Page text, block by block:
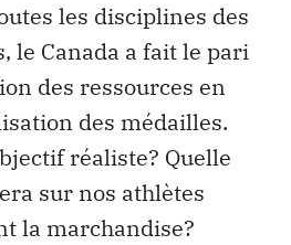
les disciplines des
le Canada a fait le pari
des ressources en
des médailles.
réaliste? Quelle
sur nos athlètes
la marchandise?